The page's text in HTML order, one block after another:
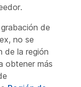
de
no se
de la región
obtener más